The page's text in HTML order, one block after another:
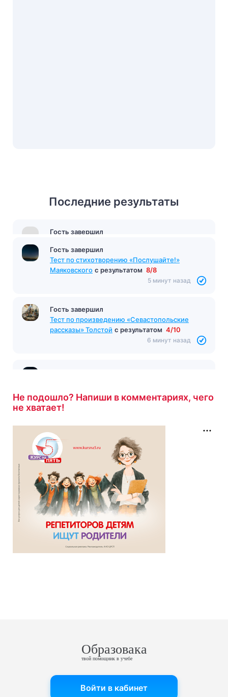
Последние результаты
Гость завершил
результатом 9/10
5 минут назад
Маяковского с результатом
5 минут назад
Не подошло? Напиши в комментариях, чего
не хватает!
Образовака
твой помощник в учебе
Войти в кабинет